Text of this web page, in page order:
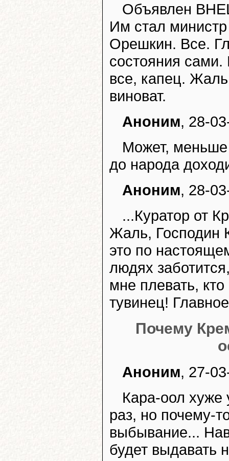
Объявлен
Им стал министр
Орешкин. Все.
состояния сами.
все, капец.
виноват.
Аноним, 28-
Может, меньше
до народа
Аноним, 28-
...Куратор от
Жаль, Господин
это по
людях
мне плевать,
тувинец!
Почему
Аноним, 27-
Кара-оол хуже
раз, но почему-
выбывание...
будет выдавать